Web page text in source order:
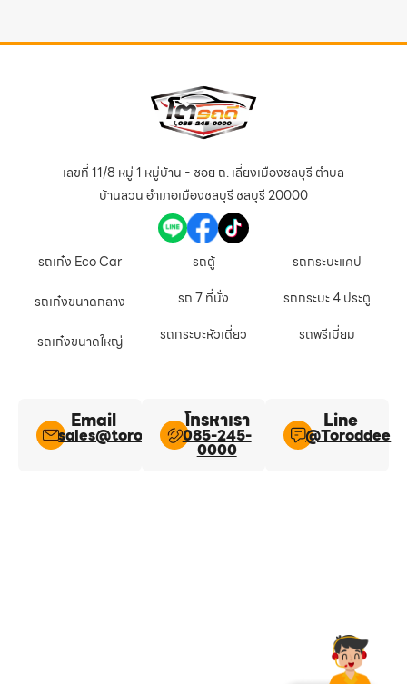
เลขที่ 11/8 หมู่ 1 หมู่บ้าน - ซอย ถ. เลี่ยงเมืองชลบุรี ตำบล
บ้านสวน อำเภอเมืองชลบุรี ชลบุรี 20000
รถเก๋ง Eco Car
รถเก๋งขนาดกลาง
รถเก๋งขนาดใหญ่
รถตู้
รถ 7 ที่นั่ง
รถกระบะหัวเดี่ยว
รถกระบะแคป
รถกระบะ 4 ประตู
รถพรีเมี่ยม
Email
sales@toroddee.com
โทรหาเรา
085-245-
0000
Line​
@Toroddee​